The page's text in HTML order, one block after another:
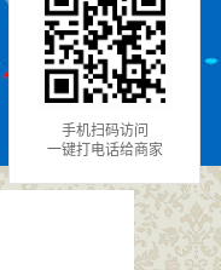
手机扫码访问
一键打电话给商家